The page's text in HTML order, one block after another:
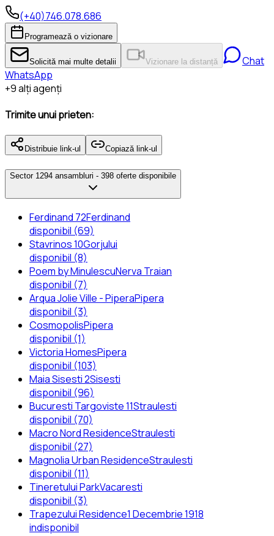
(+40)746.078.686
Programează o vizionare
Solicită mai multe detalii Vizionare la distanță
Chat
WhatsApp
+9alți agenți
Trimite unui prieten:
Distribuie link-ul Copiază link-ul
Sector 1294 ansambluri - 398 oferte disponibile
Ferdinand 72Ferdinand
disponibil (69)
Stavrinos 10Gorjului
disponibil (8)
Poem by MinulescuNerva Traian
disponibil (7)
Arqua Jolie Ville - PiperaPipera
disponibil (3)
CosmopolisPipera
disponibil (1)
Victoria HomesPipera
disponibil (103)
Maia Sisesti 2Sisesti
disponibil (96)
Bucuresti Targoviste 11Straulesti
disponibil (70)
Macro Nord ResidenceStraulesti
disponibil (27)
Magnolia Urban ResidenceStraulesti
disponibil (11)
Tineretului ParkVacaresti
disponibil (3)
Trapezului Residence1 Decembrie 1918
indisponibil